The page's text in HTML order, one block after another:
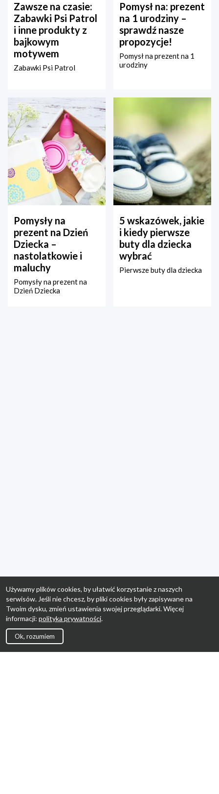
Zawsze na czasie:
Zabawki Psi Patrol
i inne produkty z
bajkowym
motywem
Zabawki Psi Patrol
Pomysł na: prezent
na 1 urodziny –
sprawdź nasze
propozycje!
Pomysł na prezent na 1
urodziny
Pomysły na
prezent na Dzień
Dziecka –
nastolatkowie i
maluchy
Pomysły na prezent na
Dzień Dziecka
5 wskazówek, jakie
i kiedy pierwsze
buty dla dziecka
wybrać
Pierwsze buty dla dziecka
Używamy plików cookies, by ułatwić korzystanie z naszych
serwisów. Jeśli nie chcesz, by pliki cookies były zapisywane na
Twoim dysku, zmień ustawienia swojej przeglądarki. Więcej
informacji: polityka prywatności.
Ok, rozumiem